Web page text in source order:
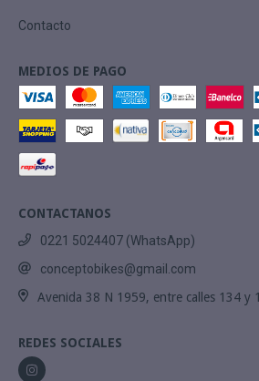
Contacto
MEDIOS DE PAGO
CONTACTANOS
0221 5024407 (WhatsApp)
conceptobikes@gmail.com
Avenida 38 N 1959, entre calles 134 y
REDES SOCIALES